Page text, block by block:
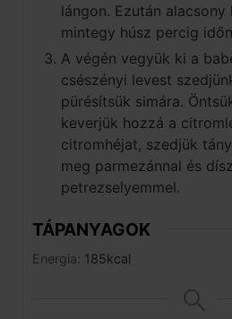
lángon. Ezután
mintegy húsz percig
A végén vegyük ki a
csészényi levest
pürésítsük simára.
keverjük hozzá a
citromhéjat, szedjük
meg parmezánnal és
petrezselyemmel.
TÁPANYAGOK
Energia: 185kcal